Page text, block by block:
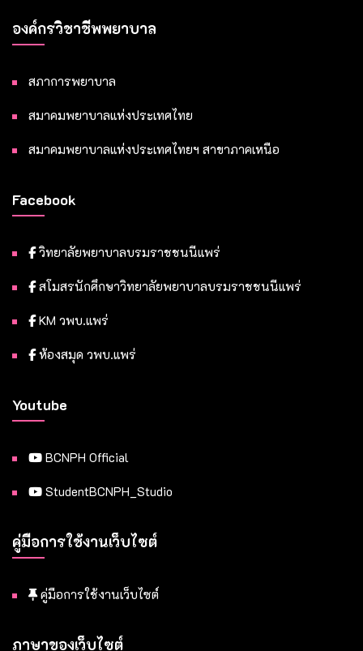
องค์กรวิชาชีพพยาบาล
สภาการพยาบาล
สมาคมพยาบาลแห่งประเทศไทย
สมาคมพยาบาลแห่งประเทศไทยฯ สาขาภาคเหนือ
Facebook
วิทยาลัยพยาบาลบรมราชชนนีแพร่
สโมสรนักศึกษาวิทยาลัยพยาบาลบรมราชชนนีแพร่
KM วพบ.แพร่
ห้องสมุด วพบ.แพร่
Youtube
BCNPH Official
StudentBCNPH_Studio
คู่มือการใช้งานเว็บไซต์
คู่มือการใช้งานเว็บไซต์
ภาษาของเว็บไซต์